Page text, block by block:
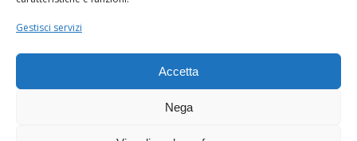
Gestisci servizi
Accetta
Nega
consorzio per la produzione di energia elettrica